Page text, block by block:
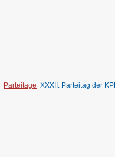
Parteitage XXXII. Parteitag der